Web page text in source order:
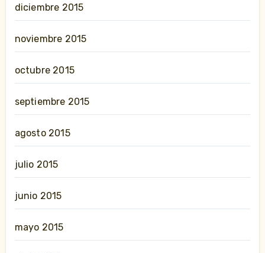
diciembre 2015
noviembre 2015
octubre 2015
septiembre 2015
agosto 2015
julio 2015
junio 2015
mayo 2015